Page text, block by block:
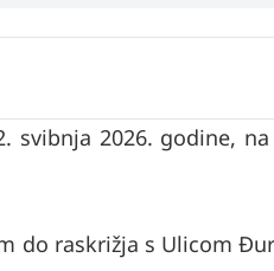
svibnja 2026. godine,
do raskrižja s Ulicom